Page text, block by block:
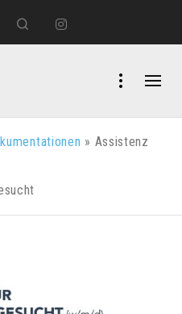
SearchInstagram
» Assistenz